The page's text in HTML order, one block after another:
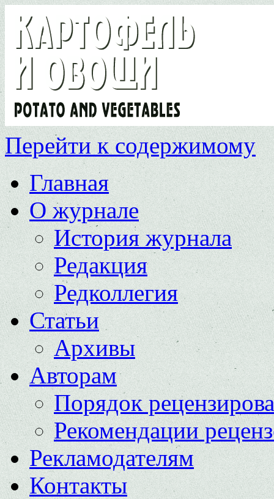
Перейти к содержимому
Главная
О журнале
История журнала
Редакция
Редколлегия
Статьи
Архивы
Авторам
Порядок
Рекомендации
Рекламодателям
Контакты